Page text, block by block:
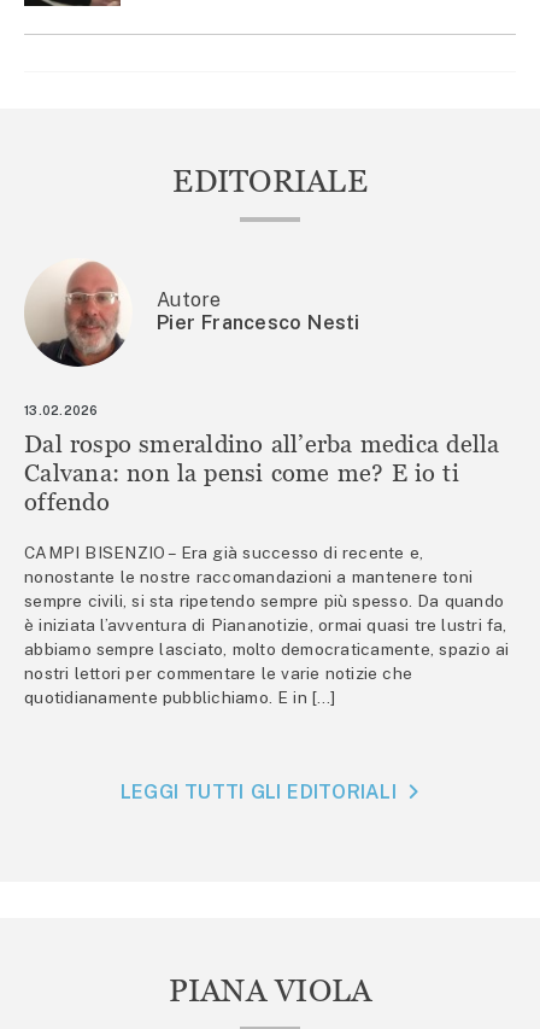
EDITORIALE
Autore
Pier Francesco Nesti
13.02.2026
Dal rospo smeraldino all’erba medica della
Calvana: non la pensi come me? E io ti
offendo
CAMPI BISENZIO – Era già successo di recente e,
nonostante le nostre raccomandazioni a mantenere toni
sempre civili, si sta ripetendo sempre più spesso. Da quando
è iniziata l’avventura di Piananotizie, ormai quasi tre lustri fa,
abbiamo sempre lasciato, molto democraticamente, spazio ai
nostri lettori per commentare le varie notizie che
quotidianamente pubblichiamo. E in […]
LEGGI TUTTI GLI EDITORIALI
PIANA VIOLA